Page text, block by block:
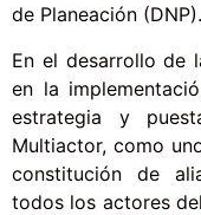
de Planeación (DNP).
En el desarrollo de
en la
estrategia y
Multiactor, como
constitución de
todos los actores